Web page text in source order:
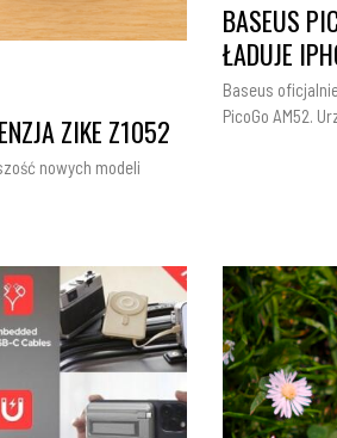
ZIKE Z1052
nowych modeli
BASEUS
ŁADUJE
Baseus
PicoGo AM52.